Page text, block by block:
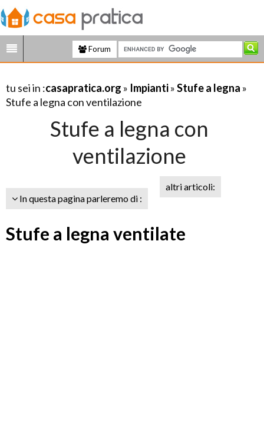
Forum
tu sei in :casapratica.org » Impianti»Stufe a legna »
Stufe a legna con ventilazione
Stufe a legna con
ventilazione
In questa pagina parleremo di :
altri articoli:
Stufe a legna ventilate